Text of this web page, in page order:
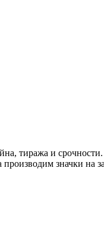
тиража и
значки на